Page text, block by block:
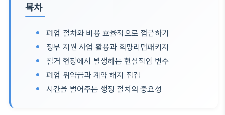
목차
폐업 절차와 비용 효율적으로 접근하기
정부 지원 사업 활용과 희망리턴패키지
철거 현장에서 발생하는 현실적인 변수
폐업 위약금과 계약 해지 점검
시간을 벌어주는 행정 절차의 중요성